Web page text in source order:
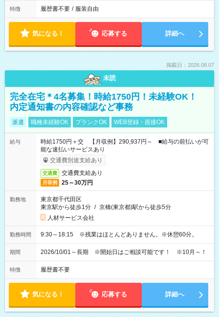
特徴 履歴書不要 / 服装自由
気になる！ 応募する 詳細へ
掲載日：2026.08.07
未読
完全在宅＊4名募集！時給1750円！未経験OK！
内定通知書の内容確認など事務
派遣 職種未経験OK ブランクOK WEB登録・面接OK
給与
時給1750円＋交 【月収例】290,937円～ ■給与の前払いが可
能な速払いサービスあり
交通費別途支給あり
交通費 交通費支給あり
月収例 25～30万円
勤務地
東京都千代田区
東京駅から徒歩1分 / 京橋(東京都)駅から徒歩5分
人材サービス会社
勤務時間 9:30～18:15 ※残業はほとんどありません。※休憩60分。
期間 2026/10/01～長期 ※開始日はご相談可能です！ ※10月～！
特徴 履歴書不要
気になる！ 応募する 詳細へ